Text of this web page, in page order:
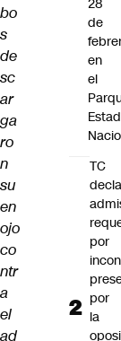
bo
s
de
sc
ar
ga
ro
n
su
en
ojo
co
ntr
a
el
ad
28
de
en
el
TC
por
por
la